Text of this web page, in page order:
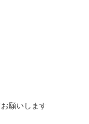
願いします